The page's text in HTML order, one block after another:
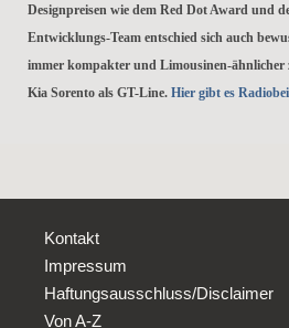
Designpreisen wie dem Red Dot Award und
Entwicklungs-Team entschied sich auch
immer kompakter und Limousinen-ähnlicher
Kia Sorento als GT-Line. Hier gibt es
Kontakt
Impressum
Haftungsausschluss/Disclaimer
Von A-Z